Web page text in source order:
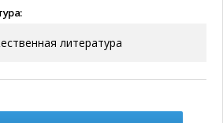
литература